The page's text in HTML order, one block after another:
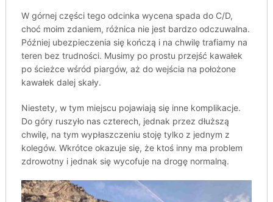
W górnej części tego odcinka wycena spada do C/D,
choć moim zdaniem, różnica nie jest bardzo odczuwalna.
Później ubezpieczenia się kończą i na chwilę trafiamy na
teren bez trudności. Musimy po prostu przejść kawałek
po ścieżce wśród piargów, aż do wejścia na położone
kawałek dalej skały.
Niestety, w tym miejscu pojawiają się inne komplikacje.
Do góry ruszyło nas czterech, jednak przez dłuższą
chwilę, na tym wypłaszczeniu stoję tylko z jednym z
kolegów. Wkrótce okazuje się, że ktoś inny ma problem
zdrowotny i jednak się wycofuje na drogę normalną.